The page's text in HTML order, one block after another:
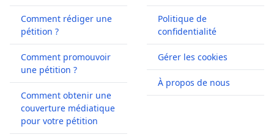
Comment rédiger une
pétition ?
Comment promouvoir
une pétition ?
Comment obtenir une
couverture médiatique
pour votre pétition
Politique de
confidentialité
Gérer les cookies
À propos de nous